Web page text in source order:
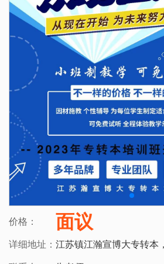
价格： 面议
详细地址： 江苏镇江瀚宣博大专转本